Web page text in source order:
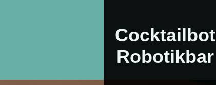
Cocktailbot
Robotikbar